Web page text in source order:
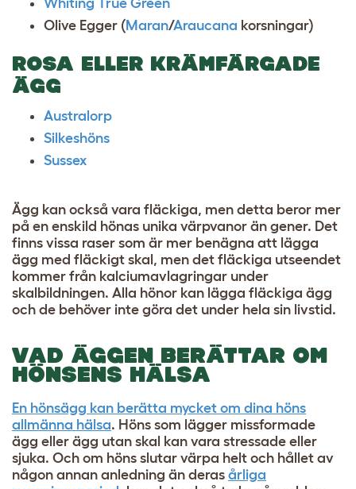
Whiting True Green
Olive Egger (Maran/Araucana korsningar)
ROSA ELLER KRÄMFÄRGADE
ÄGG
Australorp
Silkeshöns
Sussex
Ägg kan också vara fläckiga, men detta beror mer
på en enskild hönas unika värpvanor än gener. Det
finns vissa raser som är mer benägna att lägga
ägg med fläckigt skal, men det fläckiga utseendet
kommer från kalciumavlagringar under
skalbildningen. Alla hönor kan lägga fläckiga ägg
och de behöver inte göra det under hela sin livstid.
VAD ÄGGEN BERÄTTAR OM
HÖNSENS HÄLSA
En hönsägg kan berätta mycket om dina höns
allmänna hälsa. Höns som lägger missformade
ägg eller ägg utan skal kan vara stressade eller
sjuka. Och om höns slutar värpa helt och hållet av
någon annan anledning än deras årliga